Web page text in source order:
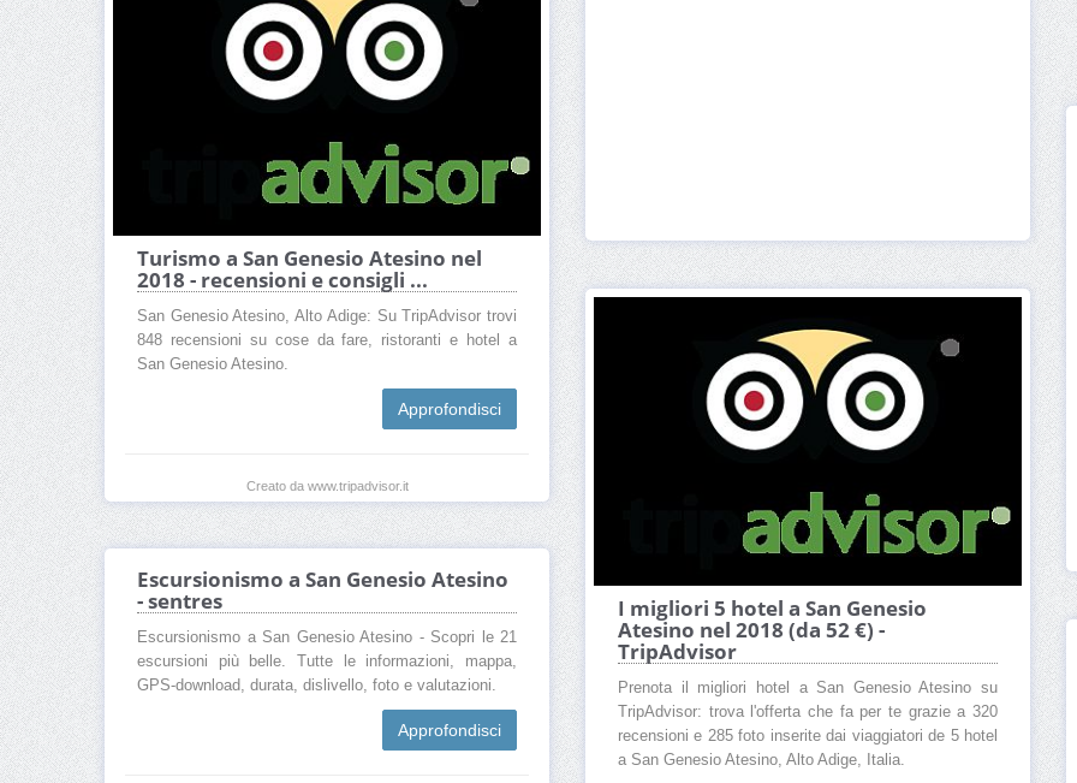
Turismo a San Genesio Atesino nel
2018 - recensioni e consigli ...
San Genesio Atesino, Alto Adige: Su TripAdvisor trovi
848 recensioni su cose da fare, ristoranti e hotel a
San Genesio Atesino.
Approfondisci
Creato da www.tripadvisor.it
I migliori 5 hotel a San Genesio
Atesino nel 2018 (da 52 €) -
TripAdvisor
Prenota il migliori hotel a San Genesio Atesino su
TripAdvisor: trova l'offerta che fa per te grazie a 320
recensioni e 285 foto inserite dai viaggiatori de 5 hotel
a San Genesio Atesino, Alto Adige, Italia.
Escursionismo a San Genesio Atesino
- sentres
Escursionismo a San Genesio Atesino - Scopri le 21
escursioni più belle. Tutte le informazioni, mappa,
GPS-download, durata, dislivello, foto e valutazioni.
Approfondisci